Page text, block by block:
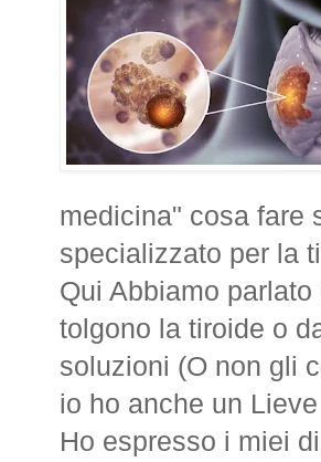
medicina" cosa fare
specializzato per la
Qui Abbiamo
tolgono la tiroide o
soluzioni (O non gli
io ho anche un
Ho espresso i miei